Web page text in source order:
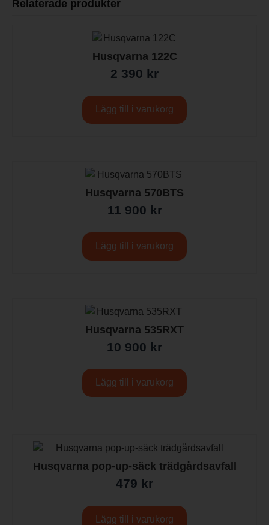
Relaterade produkter
Husqvarna 122C
2 390 kr
Lägg till i varukorg
Husqvarna 570BTS
11 900 kr
Lägg till i varukorg
Husqvarna 535RXT
10 900 kr
Lägg till i varukorg
Husqvarna pop-up-säck trädgårdsavfall
479 kr
Lägg till i varukorg